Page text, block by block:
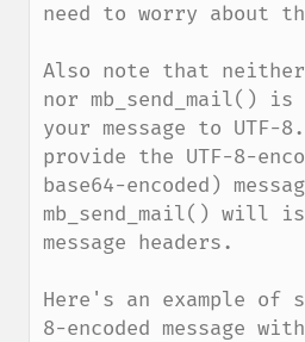
need to worry about
Also note that neither
nor mb_send_mail()
your message to UTF-
provide the UTF-8-
base64-encoded)
mb_send_mail() will
message headers.
Here's an example of
8-encoded message with